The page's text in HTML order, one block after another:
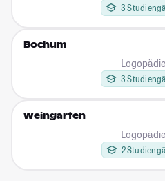
3
Bochum
Logopädie
3
Weingarten
Logopädie
2